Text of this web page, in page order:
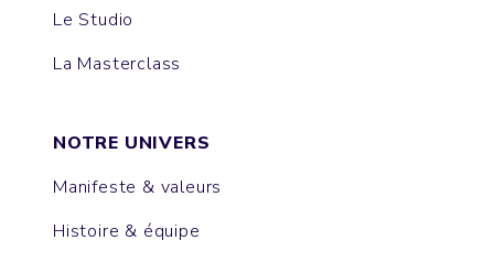
Le Studio
La Masterclass
NOTRE UNIVERS
Manifeste & valeurs
Histoire & équipe